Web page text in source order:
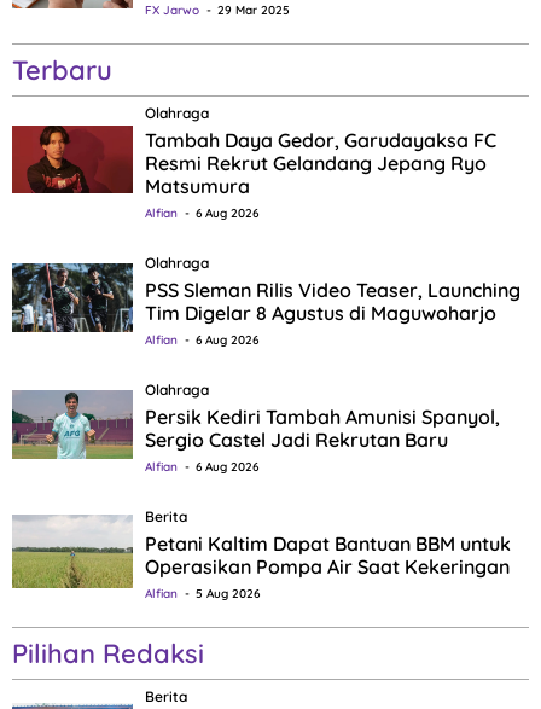
FX Jarwo 29 Mar 2025
Terbaru
Olahraga
Tambah Daya Gedor, Garudayaksa FC
Resmi Rekrut Gelandang Jepang Ryo
Matsumura
Alfian 6 Aug 2026
Olahraga
PSS Sleman Rilis Video Teaser, Launching
Tim Digelar 8 Agustus di Maguwoharjo
Alfian 6 Aug 2026
Olahraga
Persik Kediri Tambah Amunisi Spanyol,
Sergio Castel Jadi Rekrutan Baru
Alfian 6 Aug 2026
Berita
Petani Kaltim Dapat Bantuan BBM untuk
Operasikan Pompa Air Saat Kekeringan
Alfian 5 Aug 2026
Pilihan Redaksi
Berita